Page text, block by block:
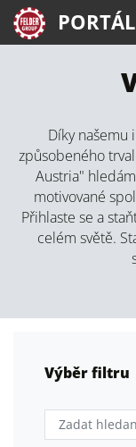
Díky našemu
způsobeného
Austria"
motivované
Přihlaste se a
celém světě.
Výběr filtru